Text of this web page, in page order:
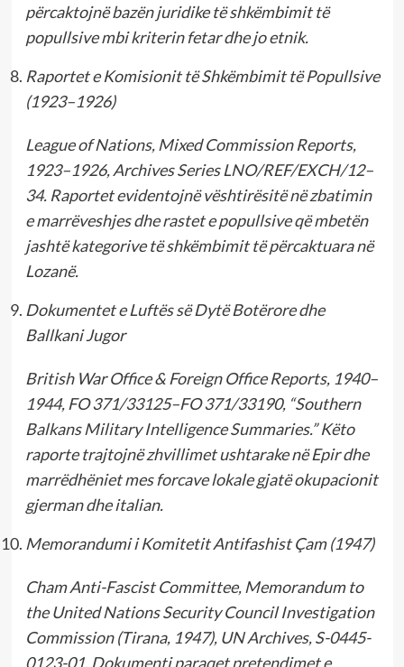
përcaktojnë bazën juridike të shkëmbimit të
popullsive mbi kriterin fetar dhe jo etnik.
Raportet e Komisionit të Shkëmbimit të Popullsive
(1923–1926)
League of Nations, Mixed Commission Reports,
1923–1926, Archives Series LNO/REF/EXCH/12–
34. Raportet evidentojnë vështirësitë në zbatimin
e marrëveshjes dhe rastet e popullsive që mbetën
jashtë kategorive të shkëmbimit të përcaktuara në
Lozanë.
Dokumentet e Luftës së Dytë Botërore dhe
Ballkani Jugor
British War Office & Foreign Office Reports, 1940–
1944, FO 371/33125–FO 371/33190, “Southern
Balkans Military Intelligence Summaries.” Këto
raporte trajtojnë zhvillimet ushtarake në Epir dhe
marrëdhëniet mes forcave lokale gjatë okupacionit
gjerman dhe italian.
Memorandumi i Komitetit Antifashist Çam (1947)
Cham Anti-Fascist Committee, Memorandum to
the United Nations Security Council Investigation
Commission (Tirana, 1947), UN Archives, S-0445-
0123-01. Dokumenti paraqet pretendimet e